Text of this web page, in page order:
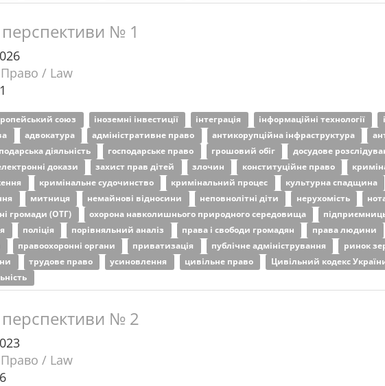
№ 1
Право / Law
союз іноземні інвестиції інтеграція інформаційні технології
адвокатура адміністративне право антикорупційна інфраструктура
діяльність господарське право грошовий обіг досудове
докази захист прав дітей злочин конституційне право
кримінальне судочинство кримінальний процес культурна спадщина
митниця немайнові відносини неповнолітні діти нерухомість
громади (ОТГ)
охорона навколишнього природного середовища
поліція порівняльний аналіз права і свободи громадян права людини
правоохоронні органи приватизація публічне адміністрування ринок
трудове право усиновлення цивільне право Цивільний кодекс
перспективи № 2
Право / Law